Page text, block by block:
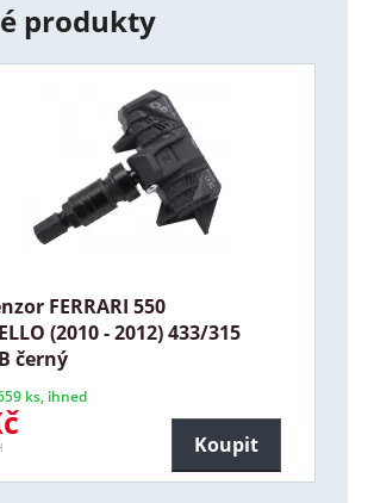
produkty
FERRARI 550
(2010 - 2012) 433/315
černý
ks, ihned
Koupit